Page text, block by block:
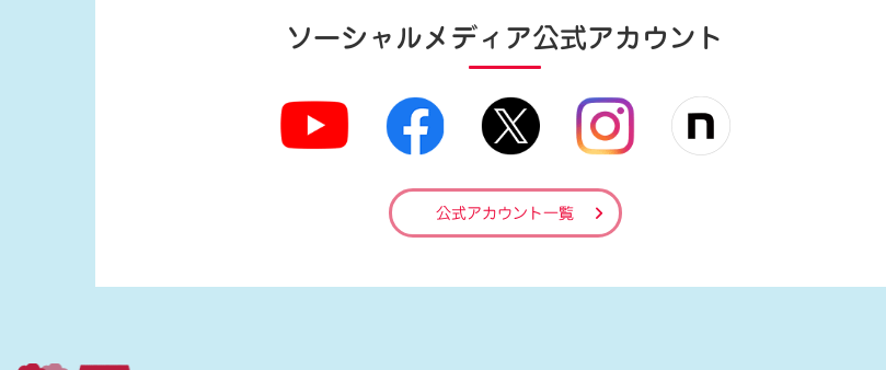
ソーシャルメディア公式アカウント
公式アカウント一覧